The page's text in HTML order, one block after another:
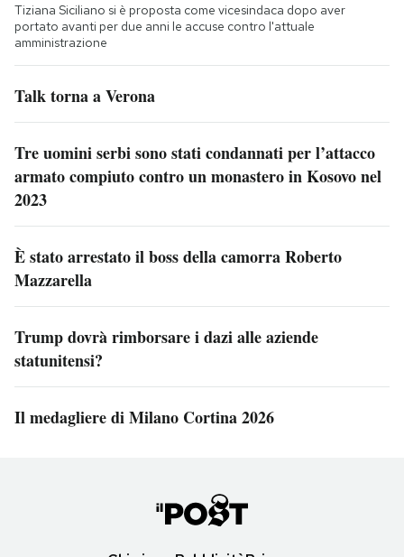
Tiziana Siciliano si è proposta come vicesindaca dopo aver
portato avanti per due anni le accuse contro l'attuale
amministrazione
Talk torna a Verona
Tre uomini serbi sono stati condannati per l’attacco
armato compiuto contro un monastero in Kosovo nel
2023
È stato arrestato il boss della camorra Roberto
Mazzarella
Trump dovrà rimborsare i dazi alle aziende
statunitensi?
Il medagliere di Milano Cortina 2026